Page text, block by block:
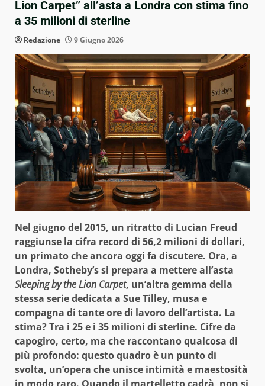
Lion Carpet” all’asta a Londra con stima fino
a 35 milioni di sterline
Redazione 9 Giugno 2026
Nel giugno del 2015, un ritratto di Lucian Freud
raggiunse la cifra record di 56,2 milioni di dollari,
un primato che ancora oggi fa discutere. Ora, a
Londra, Sotheby’s si prepara a mettere all’asta
Sleeping by the Lion Carpet, un’altra gemma della
stessa serie dedicata a Sue Tilley, musa e
compagna di tante ore di lavoro dell’artista. La
stima? Tra i 25 e i 35 milioni di sterline. Cifre da
capogiro, certo, ma che raccontano qualcosa di
più profondo: questo quadro è un punto di
svolta, un’opera che unisce intimità e maestosità